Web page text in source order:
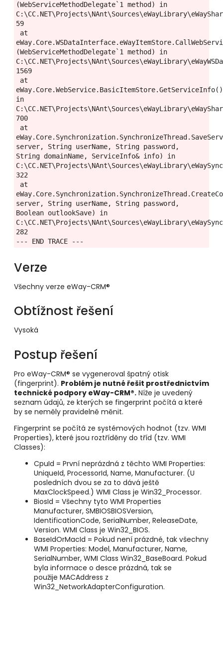
(WebServiceMethodDelegate`1 method) in
59
(WebServiceMethodDelegate`1 method) in
1569
eWay.Core.WebService.BasicItemStore.GetServiceInfo()
in
700
server, String userName, String password,
String domainName, ServiceInfo& info) in
322
server, String userName, String password,
Boolean outlookSave) in
282
--- END TRACE ---
Verze
Všechny verze eWay-CRM®
Obtížnost řešení
Vysoká
Postup řešení
Pro eWay-CRM® se vygeneroval špatný otisk
(fingerprint). Problém je nutné řešit prostřednictvím
technické podpory eWay-CRM®. Níže je uvedený
seznam údajů, ze kterých se fingerprint počítá a které
by se neměly pravidelně měnit.
Fingerprint se počítá ze systémových hodnot (tzv. WMI
Properties), které jsou roztříděny do tříd (tzv. WMI
Classes):
CpuId = První neprázdná z těchto WMI Properties:
UniqueId, ProcessorId, Name, Manufacturer. (U
posledních dvou se za to dává ještě
MaxClockSpeed.) WMI Class je Win32_Processor.
BiosId = Všechny tyto WMI Properties
Manufacturer, SMBIOSBIOSVersion,
IdentificationCode, SerialNumber, ReleaseDate,
Version. WMI Class je Win32_BIOS.
BaseIdOrMacId = Pokud není prázdné, tak všechny
WMI Properties: Model, Manufacturer, Name,
SerialNumber, WMI Class Win32_BaseBoard. Pokud
byla informace o desce prázdná, tak se
použije MACAddress z
Win32_NetworkAdapterConfiguration.